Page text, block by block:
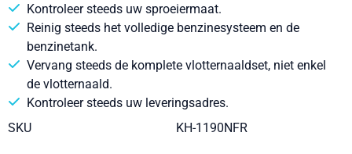
Kontroleer steeds uw sproeiermaat.
Reinig steeds het volledige benzinesysteem en de
benzinetank.
Vervang steeds de komplete vlotternaaldset, niet enkel
de vlotternaald.
Kontroleer steeds uw leveringsadres.
SKU
KH-1190NFR